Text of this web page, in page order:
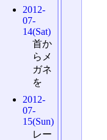
2012-
07-
14(Sat)
首か
らメ
ガネ
を
2012-
07-
15(Sun)
レー